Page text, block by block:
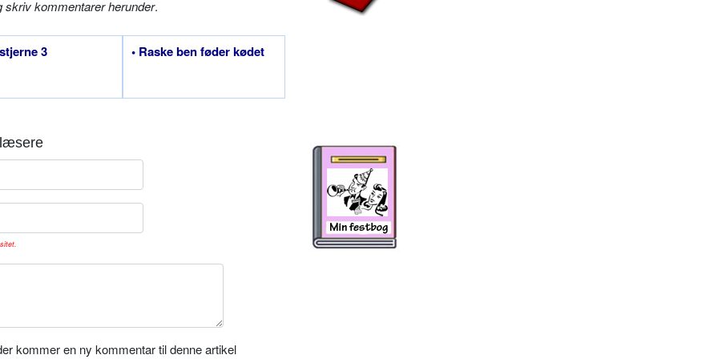
skriv kommentarer herunder.
3 • Raske ben føder kødet
kommer en ny kommentar til denne artikel